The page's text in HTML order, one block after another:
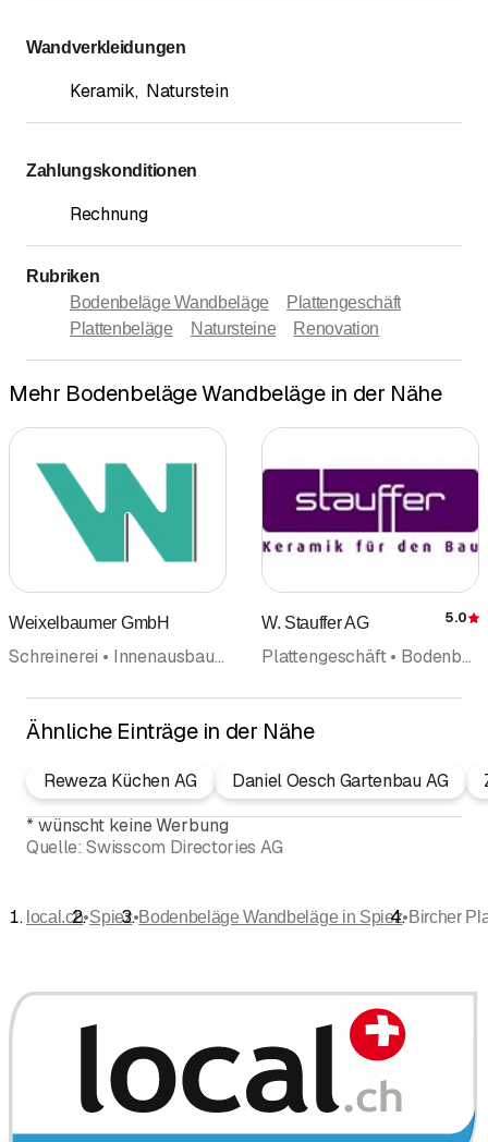
Wandverkleidungen
Keramik, Naturstein
Zahlungskonditionen
Rechnung
Rubriken
Bodenbeläge Wandbeläge
Plattengeschäft
Plattenbeläge
Natursteine Renovation
Mehr Bodenbeläge Wandbeläge in der Nähe
Weixelbaumer GmbH
Schreinerei • Innenausbau • Küchenbau und Küchenausstellungen • Küchenbau • Bodenbeläge Wandbeläge • Fenster • Holzbau • Türenbau
W. Stauffer AG 5.0
Plattengeschäft • Bodenbeläge Wandbeläge • Natursteine • Baukeramik • Renovation • Reparaturen • Fugen
Ähnliche Einträge in der Nähe
Reweza Küchen AG Daniel Oesch Gartenbau AG
*wünscht keine Werbung
Quelle: Swisscom Directories AG
local.ch•Spiez•Bodenbeläge Wandbeläge in Spiez•Bircher